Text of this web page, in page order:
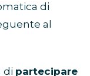
di
al
di partecipare